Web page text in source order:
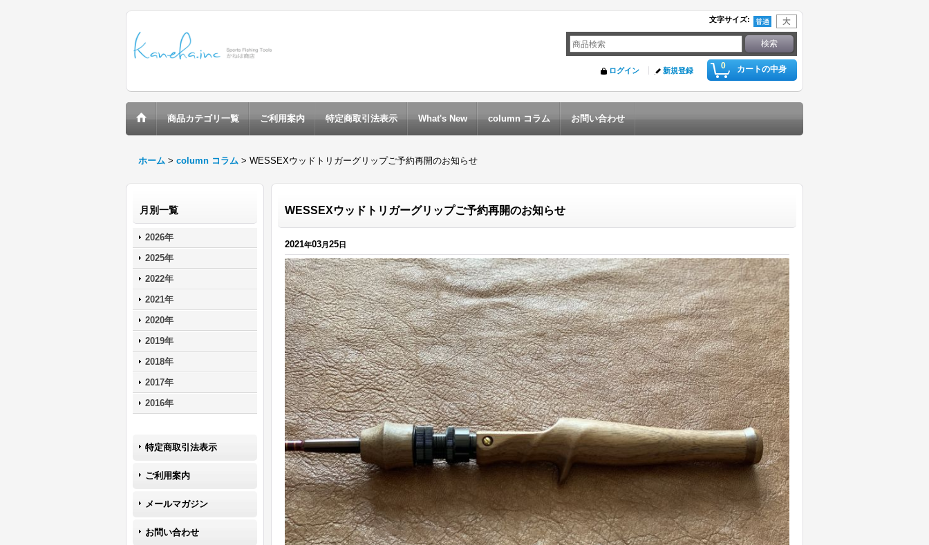
文字サイズ:
0 カートの中身
ログイン 新規登録
商品カテゴリ一覧 ご利用案内 特定商取引法表示 What's New column コラム お問い合わせ
ホーム > column コラム > WESSEXウッドトリガーグリップご予約再開のお知らせ
月別一覧
2026年
2025年
2022年
2021年
2020年
2019年
2018年
2017年
2016年
特定商取引法表示
ご利用案内
メールマガジン
お問い合わせ
WESSEXウッドトリガーグリップご予約再開のお知らせ
2021年03月25日